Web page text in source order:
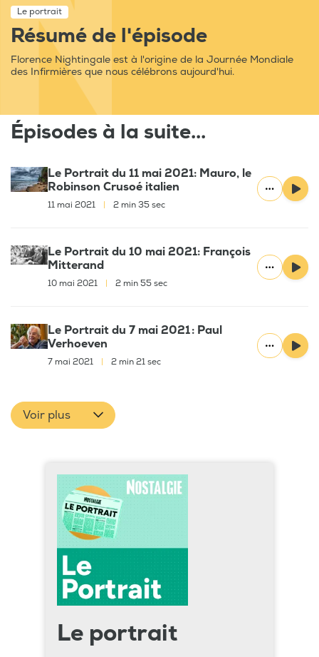
Le portrait
Résumé de l'épisode
Florence Nightingale est à l'origine de la Journée Mondiale
des Infirmières que nous célébrons aujourd'hui.
Épisodes à la suite...
Le Portrait du 11 mai 2021: Mauro, le
Robinson Crusoé italien
11 mai 2021 2 min 35 sec
Le Portrait du 10 mai 2021: François
Mitterand
10 mai 2021 2 min 55 sec
Le Portrait du 7 mai 2021 : Paul
Verhoeven
7 mai 2021 2 min 21 sec
Voir plus
Le portrait